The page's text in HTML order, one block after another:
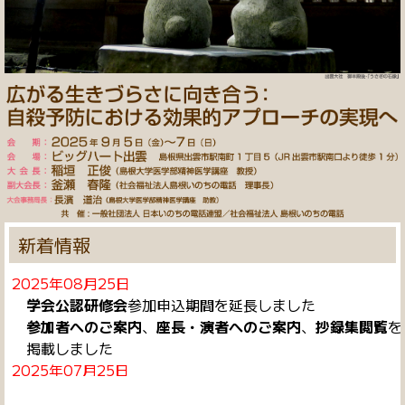
新着情報
2025年08月25日
学会公認研修会参加申込期間を延長しました
参加者へのご案内、 座長・演者へのご案内、 抄録集閲覧を
掲載しました
2025年07月25日